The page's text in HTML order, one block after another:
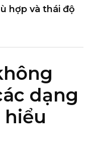
hợp và thái độ
dạng
hiểu